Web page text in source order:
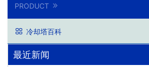
PRODUCT
冷却塔百科
最近新闻